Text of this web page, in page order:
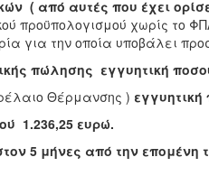
( από αυτές που έχει
προϋπολογισμού χωρίς το
για την οποία υποβάλει
πώλησης εγγυητική
Θέρμανσης ) εγγυητική
1.236,25 ευρώ.
5 μήνες από την επομένη